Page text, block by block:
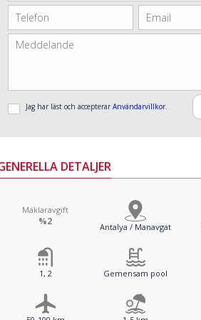
Jag har läst och accepterar Användarvillkor.
DETALJER
Mäklaravgift
%2 Antalya / Manavgat
1, 2 Gemensam pool